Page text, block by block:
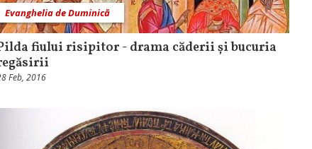
Evanghelia de Duminică
fiului risipitor - drama căderii și bucuria
Feb, 2016